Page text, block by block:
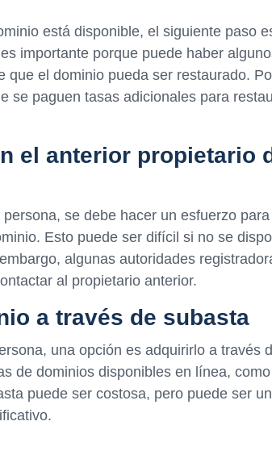
está disponible, el siguiente paso
importante porque puede haber
que el dominio pueda ser restaurado.
se paguen tasas adicionales para
el anterior propietario
se debe hacer un esfuerzo
Esto puede ser difícil si no se
algunas autoridades
al propietario anterior.
a través de subasta
una opción es adquirirlo a través
de dominios disponibles en línea,
puede ser costosa, pero puede ser